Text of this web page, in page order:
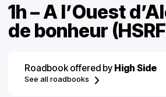
1h – A l’Ouest
de bonheur
Roadbook offered by High Side
See all roadbooks